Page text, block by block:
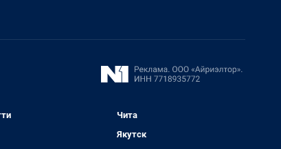
Чита
Якутск